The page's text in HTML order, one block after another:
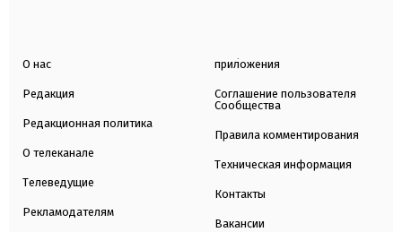
О нас
Редакция
Редакционная политика
О телеканале
Телеведущие
Рекламодателям
приложения
Соглашение пользователя
Сообщества
Правила комментирования
Техническая информация
Контакты
Вакансии